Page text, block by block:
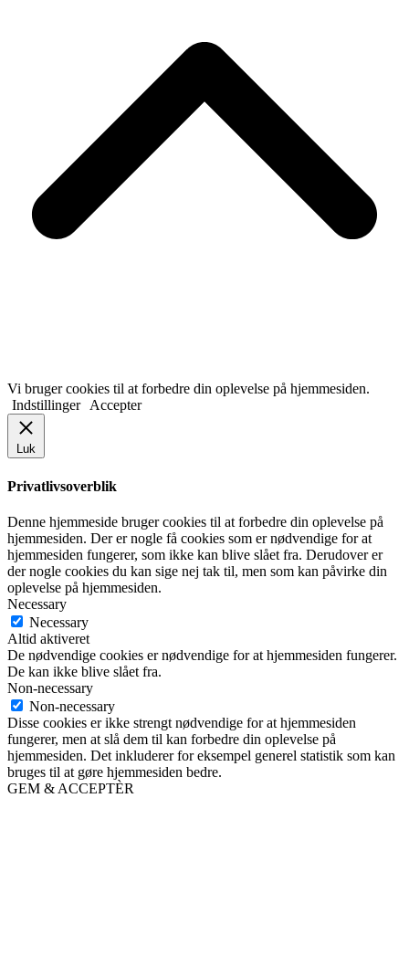
Vi bruger cookies til at forbedre din oplevelse på hjemmesiden.
Indstillinger
Accepter
Luk
Privatlivsoverblik
Denne hjemmeside bruger cookies til at forbedre din oplevelse på
hjemmesiden. Der er nogle få cookies som er nødvendige for at
hjemmesiden fungerer, som ikke kan blive slået fra. Derudover er
der nogle cookies du kan sige nej tak til, men som kan påvirke din
oplevelse på hjemmesiden.
Necessary
Necessary
Altid aktiveret
De nødvendige cookies er nødvendige for at hjemmesiden fungerer.
De kan ikke blive slået fra.
Non-necessary
Non-necessary
Disse cookies er ikke strengt nødvendige for at hjemmesiden
fungerer, men at slå dem til kan forbedre din oplevelse på
hjemmesiden. Det inkluderer for eksempel generel statistik som kan
bruges til at gøre hjemmesiden bedre.
GEM & ACCEPTÈR